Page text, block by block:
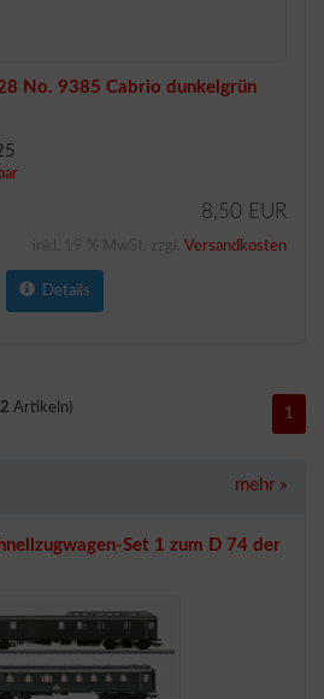
No. 9385 Cabrio dunkelgrün
8,50 EUR
Versandkosten
Details
2 Artikeln) 1
mehr »
Set 1 zum D 74 der